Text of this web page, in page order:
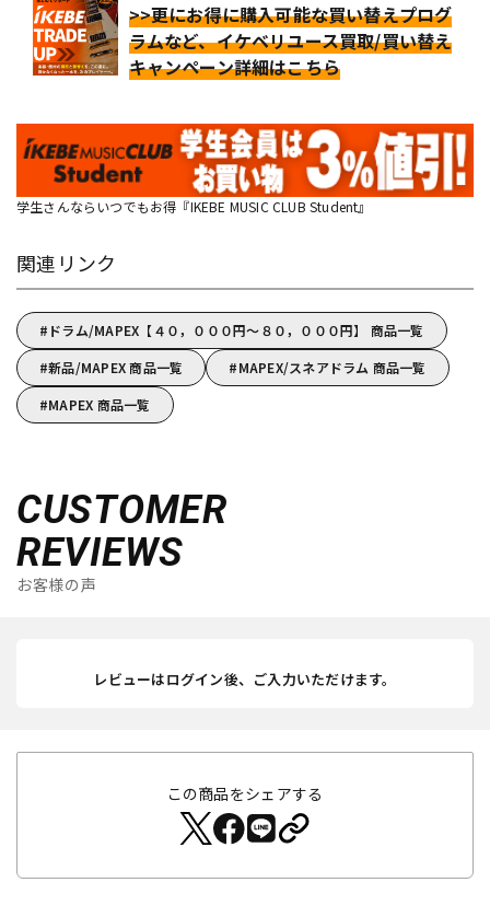
>>更にお得に購入可能な買い替えプログ
ラムなど、イケベリユース買取/買い替え
キャンペーン詳細はこちら
学生さんならいつでもお得『IKEBE MUSIC CLUB Student』
関連リンク
ドラム/MAPEX【４０，０００円～８０，０００円】 商品一覧
新品/MAPEX 商品一覧
MAPEX/スネアドラム 商品一覧
MAPEX 商品一覧
CUSTOMER
REVIEWS
お客様の声
レビューはログイン後、ご入力いただけます。
この商品をシェアする